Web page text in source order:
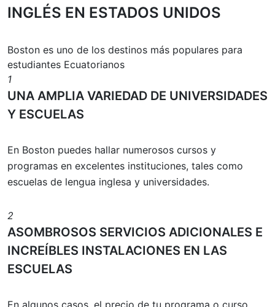
INGLÉS EN ESTADOS UNIDOS
Boston es uno de los destinos más populares para
estudiantes Ecuatorianos
1
UNA AMPLIA VARIEDAD DE UNIVERSIDADES
Y ESCUELAS
En Boston puedes hallar numerosos cursos y
programas en excelentes instituciones, tales como
escuelas de lengua inglesa y universidades.
2
ASOMBROSOS SERVICIOS ADICIONALES E
INCREÍBLES INSTALACIONES EN LAS
ESCUELAS
En algunos casos, el precio de tu programa o curso